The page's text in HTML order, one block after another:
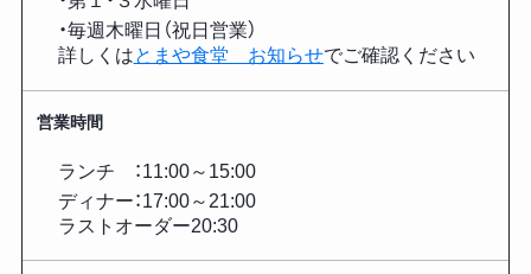
・毎週木曜日（祝日営業）
詳しくはとまや食堂 お知らせでご確認ください
営業時間
ランチ ：11:00～15:00
ディナー：17:00～21:00
ラストオーダー20:30